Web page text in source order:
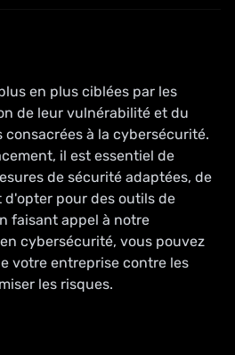
en plus ciblées par les
de leur vulnérabilité et du
consacrées à la cybersécurité.
il est essentiel de
de sécurité adaptées, de
d'opter pour des outils de
faisant appel à notre
cybersécurité, vous pouvez
votre entreprise contre les
les risques.